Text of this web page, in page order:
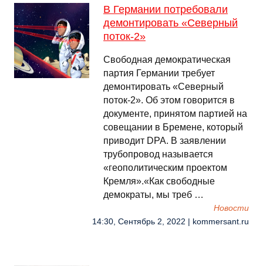
В Германии потребовали
демонтировать «Северный
поток-2»
Свободная демократическая
партия Германии требует
демонтировать «Северный
поток-2». Об этом говорится в
документе, принятом партией на
совещании в Бремене, который
приводит DPA. В заявлении
трубопровод называется
«геополитическим проектом
Кремля».«Как свободные
демократы, мы треб …
Новости
14:30, Сентябрь 2, 2022 | kommersant.ru